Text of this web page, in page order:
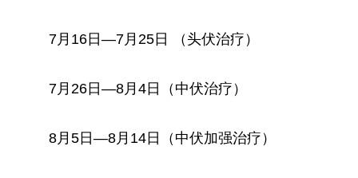
7月16日—7月25日 （头伏治疗）
7月26日—8月4日（中伏治疗）
8月5日—8月14日（中伏加强治疗）